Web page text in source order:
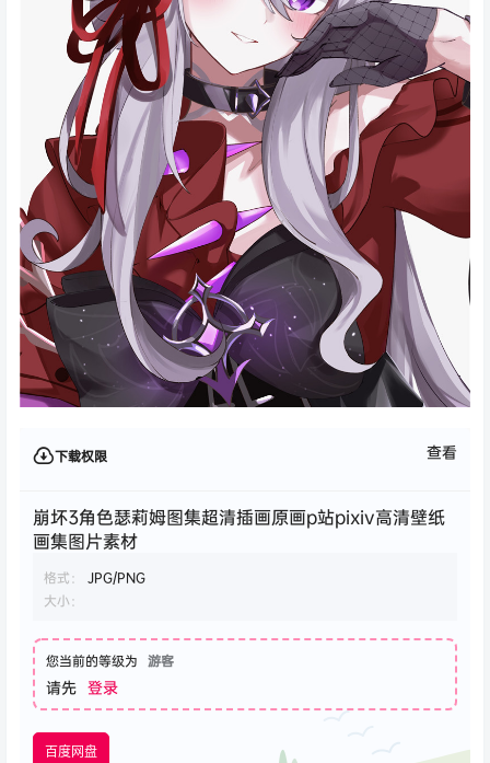
下载权限 查看
崩坏3角色瑟莉姆图集超清插画原画p站pixiv高清壁纸
画集图片素材
格式：
JPG/PNG
大小：
您当前的等级为 游客
请先 登录
百度网盘